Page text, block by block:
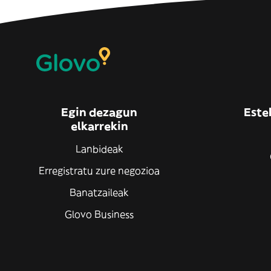
Egin dezagun
elkarrekin
Lanbideak
Erregistratu zure negozioa
Banatzaileak
Glovo Business